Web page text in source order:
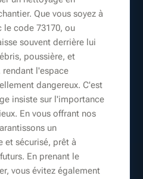
Que vous soyez à
le code 73170, ou
souvent derrière lui
poussière, et
rendant l'espace
dangereux. C'est
insiste sur l'importance
En vous offrant nos
un
et sécurisé, prêt à
En prenant le
vous évitez également